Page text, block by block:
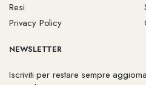
Resi
Privacy Policy
NEWSLETTER
Iscriviti per restare sempre